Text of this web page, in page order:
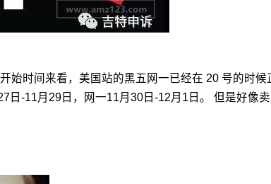
始时间来看，美国站的黑五网一已经在 20 号的时
日-11月29日，网一11月30日-12月1日。 但是好像